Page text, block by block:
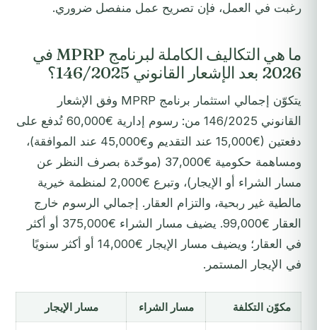
رغبت في العمل، فإن تصريح عمل منفصل ضروري.
ما هي التكاليف الكاملة لبرنامج MPRP في
2026 بعد الإشعار القانوني 146/2025؟
يتكوّن إجمالي استثمار برنامج MPRP وفق الإشعار
القانوني 146/2025 من: رسوم إدارية €60,000 تُدفع على
دفعتين (€15,000 عند التقديم و€45,000 عند الموافقة)،
ومساهمة حكومية €37,000 (موحّدة بصرف النظر عن
مسار الشراء أو الإيجار)، وتبرع €2,000 لمنظمة خيرية
مالطية غير ربحية، والتزام العقار. إجمالي الرسوم خارج
العقار €99,000. يضيف مسار الشراء €375,000 أو أكثر
في العقار؛ ويضيف مسار الإيجار €14,000 أو أكثر سنويًا
في الإيجار المستمر.
مكوّن التكلفة مسار الشراء مسار الإيجار